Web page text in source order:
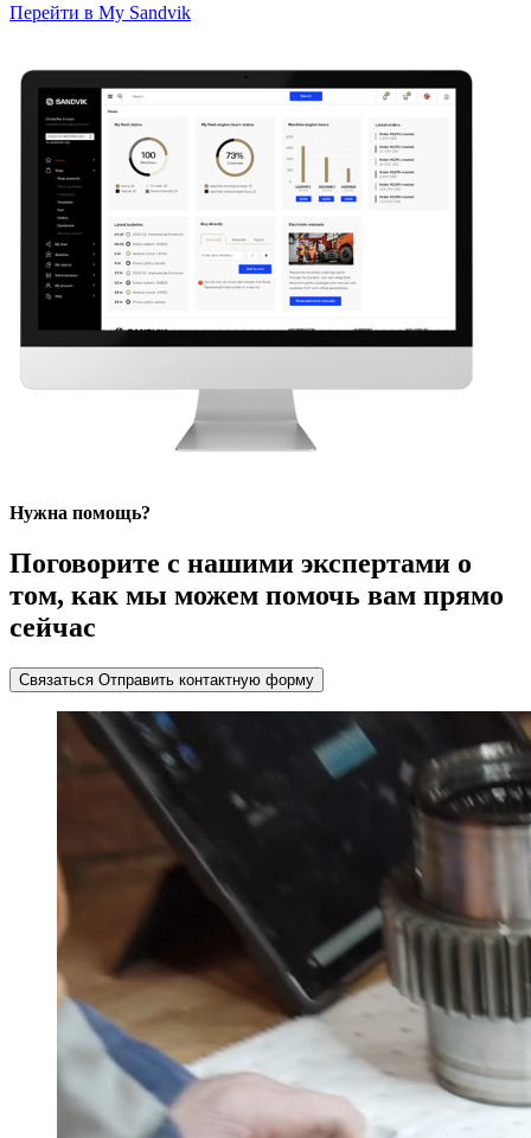
Перейти в My Sandvik
Нужна помощь?
Поговорите с нашими экспертами о
том, как мы можем помочь вам прямо
сейчас
Связаться Отправить контактную форму